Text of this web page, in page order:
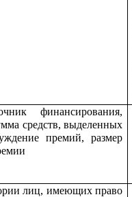
финансирования,
средств, выделенных
премий, размер
лиц, имеющих право